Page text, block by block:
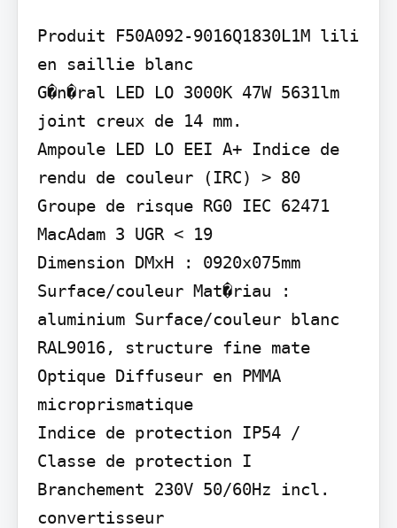
Produit F50A092-9016Q1830L1M lili
en saillie blanc
G�n�ral LED LO 3000K 47W 5631lm
joint creux de 14 mm.
Ampoule LED LO EEI A+ Indice de
rendu de couleur (IRC) > 80
Groupe de risque RG0 IEC 62471
MacAdam 3 UGR < 19
Dimension DMxH : 0920x075mm
Surface/couleur Mat�riau :
aluminium Surface/couleur blanc
RAL9016, structure fine mate
Optique Diffuseur en PMMA
microprismatique
Indice de protection IP54 /
Classe de protection I
Branchement 230V 50/60Hz incl.
convertisseur